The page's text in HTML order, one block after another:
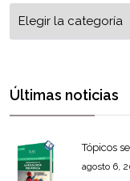
Últimas noticias
Tópicos
agosto 6,